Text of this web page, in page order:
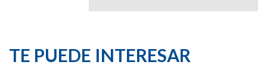
TE PUEDE INTERESAR